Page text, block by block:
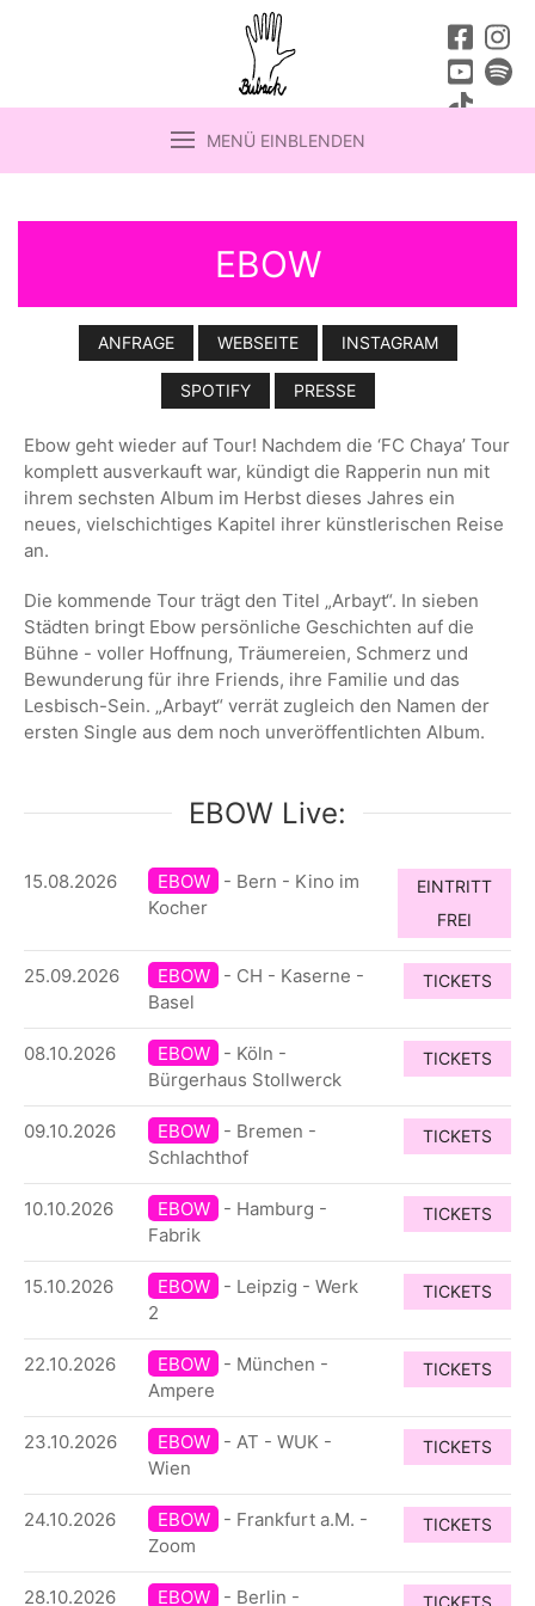
MENÜ EINBLENDEN
EBOW
ANFRAGE WEBSEITE INSTAGRAM
SPOTIFY PRESSE
Ebow geht wieder auf Tour! Nachdem die ‘FC Chaya’ Tour
komplett ausverkauft war, kündigt die Rapperin nun mit
ihrem sechsten Album im Herbst dieses Jahres ein
neues, vielschichtiges Kapitel ihrer künstlerischen Reise
an.
Die kommende Tour trägt den Titel „Arbayt“. In sieben
Städten bringt Ebow persönliche Geschichten auf die
Bühne - voller Hoffnung, Träumereien, Schmerz und
Bewunderung für ihre Friends, ihre Familie und das
Lesbisch-Sein. „Arbayt“ verrät zugleich den Namen der
ersten Single aus dem noch unveröffentlichten Album.
EBOW Live:
15.08.2026 EBOW
- Bern - Kino im
Kocher
EINTRITT
FREI
25.09.2026 EBOW
- CH - Kaserne -
Basel
TICKETS
08.10.2026 EBOW
- Köln -
Bürgerhaus Stollwerck
TICKETS
09.10.2026 EBOW
- Bremen -
Schlachthof
TICKETS
10.10.2026 EBOW
- Hamburg -
Fabrik
TICKETS
15.10.2026 EBOW
- Leipzig - Werk
2
TICKETS
22.10.2026 EBOW
- München -
Ampere
TICKETS
23.10.2026 EBOW
- AT - WUK -
Wien
TICKETS
24.10.2026 EBOW
- Frankfurt a.M. -
Zoom
TICKETS
28.10.2026 EBOW - Berlin - TICKETS